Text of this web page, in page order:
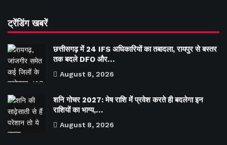
ट्रेंडिंग खबरें
छत्तीसगढ़ में 24 IFS अधिकारियों का तबादला, रायपुर से बस्तर
तक बदले DFO और…
August 8, 2026
शनि गोचर 2027: मेष राशि में प्रवेश करते ही बदलेगा इन
राशियों का भाग्य,…
August 8, 2026